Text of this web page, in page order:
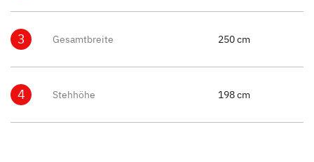
3 Gesamtbreite 250 cm
4 Stehhöhe 198 cm